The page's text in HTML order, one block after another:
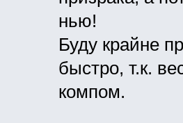
нью!
Буду крайне
быстро, т.к.
компом.